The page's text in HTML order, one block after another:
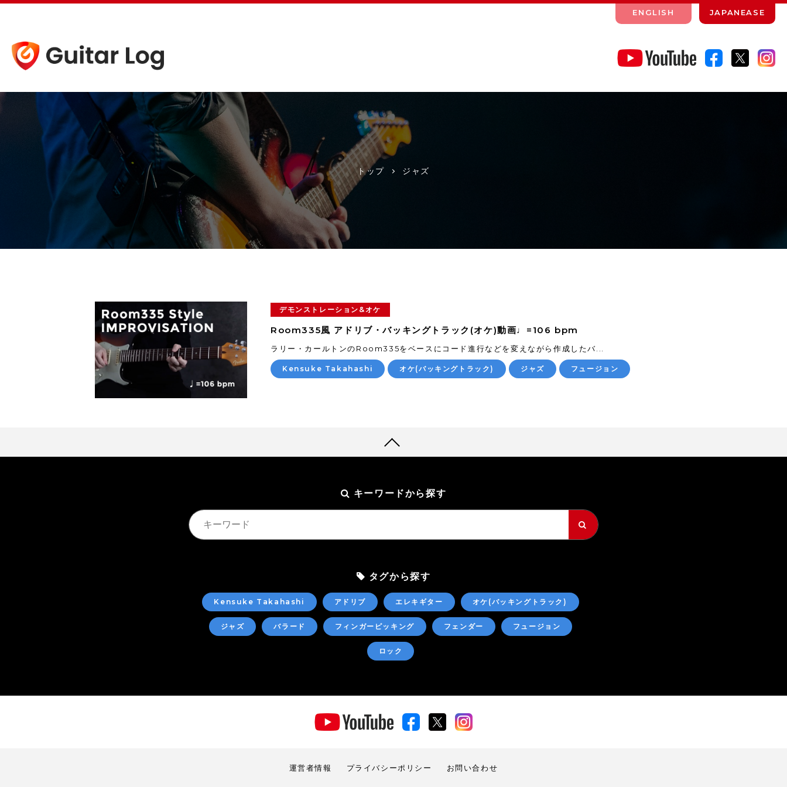
ENGLISH JAPANEASE
トップ ジャズ
デモンストレーション&オケ
Room335風 アドリブ・バッキングトラック(オケ)動画♩=106 bpm
ラリー・カールトンのRoom335をベースにコード進行などを変えながら作成したバ...
Kensuke Takahashi オケ(バッキングトラック) ジャズ フュージョン
キーワードから探す
タグから探す
Kensuke Takahashi アドリブ エレキギター オケ(バッキングトラック)
ジャズ バラード フィンガーピッキング フェンダー フュージョン
ロック
運営者情報 プライバシーポリシー お問い合わせ